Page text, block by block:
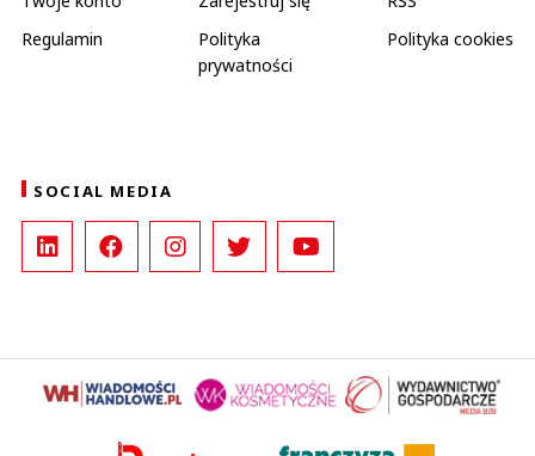
Regulamin
Polityka
prywatności
Polityka cookies
SOCIAL MEDIA